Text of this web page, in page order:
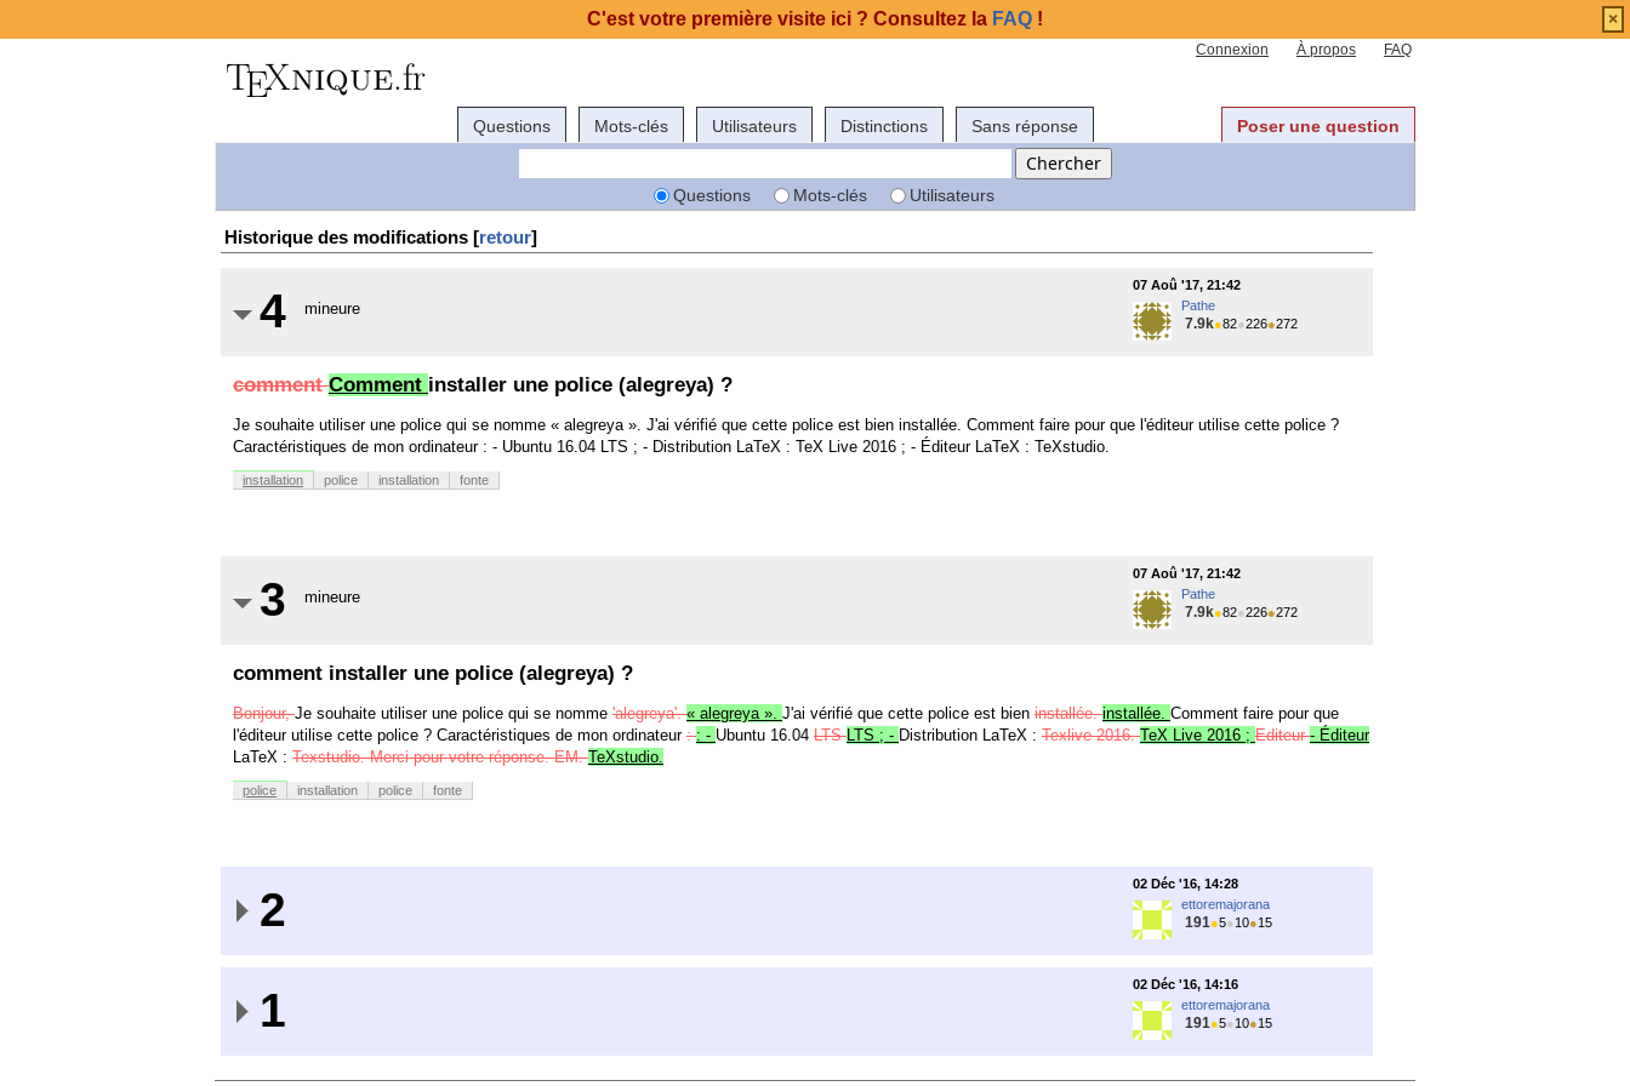
Connexion À propos FAQ
Questions Mots-clés Utilisateurs Distinctions Sans réponse Poser une question
Questions Mots-clés Utilisateurs
Historique des modifications [retour]
4 mineure
07 Aoû '17, 21:42
Pathe
7.9k●82●226●272
commentComment installer une police (alegreya) ?
Je souhaite utiliser une police qui se nomme « alegreya ». J'ai vérifié que cette police est bien installée. Comment faire pour que l'éditeur utilise cette police ?
Caractéristiques de mon ordinateur : - Ubuntu 16.04 LTS ; - Distribution LaTeX : TeX Live 2016 ; - Éditeur LaTeX : TeXstudio.
installation police installation fonte
3 mineure
07 Aoû '17, 21:42
Pathe
7.9k●82●226●272
comment installer une police (alegreya) ?
Bonjour,Je souhaite utiliser une police qui se nomme 'alegreya'.« alegreya ». J'ai vérifié que cette police est bien installée.installée. Comment faire pour que
l'éditeur utilise cette police ? Caractéristiques de mon ordinateur :: - Ubuntu 16.04 LTSLTS ; - Distribution LaTeX : Texlive 2016.TeX Live 2016 ; Editeur- Éditeur
LaTeX : Texstudio. Merci pour votre réponse. EM.TeXstudio.
police installation police fonte
2
02 Déc '16, 14:28
ettoremajorana
191●5●10●15
1
02 Déc '16, 14:16
ettoremajorana
191●5●10●15
C'est votre première visite ici ? Consultez la FAQ ! ×